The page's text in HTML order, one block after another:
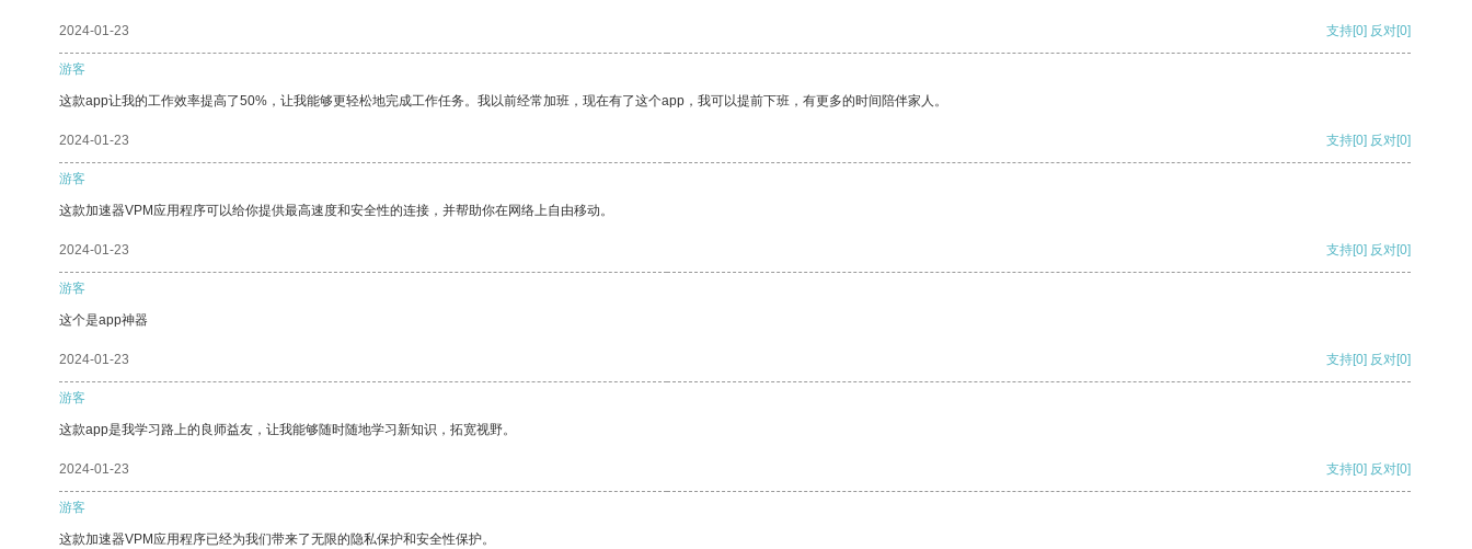
2024-01-23 支持[0] 反对[0]
游客
这款app让我的工作效率提高了50%，让我能够更轻松地完成工作任务。我以前经常加班，现在有了这个app，我可以提前下班，有更多的时间陪伴家人。
2024-01-23 支持[0] 反对[0]
游客
这款加速器VPM应用程序可以给你提供最高速度和安全性的连接，并帮助你在网络上自由移动。
2024-01-23 支持[0] 反对[0]
游客
这个是app神器
2024-01-23 支持[0] 反对[0]
游客
这款app是我学习路上的良师益友，让我能够随时随地学习新知识，拓宽视野。
2024-01-23 支持[0] 反对[0]
游客
这款加速器VPM应用程序已经为我们带来了无限的隐私保护和安全性保护。